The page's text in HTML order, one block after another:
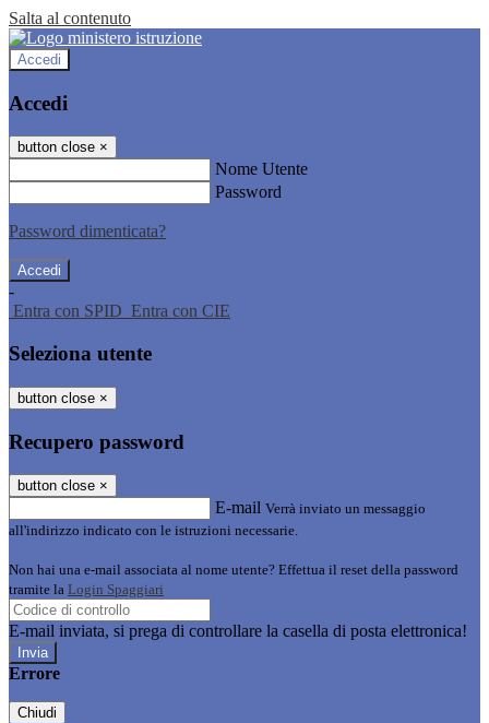
Salta al contenuto
Accedi
Accedi
button close ×
Nome Utente
Password
Password dimenticata?
-
Entra con SPID Entra con CIE
Seleziona utente
button close ×
Recupero password
button close ×
E-mail Verrà inviato un messaggio
all'indirizzo indicato con le istruzioni necessarie.
Non hai una e-mail associata al nome utente? Effettua il reset della password
tramite la Login Spaggiari
E-mail inviata, si prega di controllare la casella di posta elettronica!
Errore
Chiudi